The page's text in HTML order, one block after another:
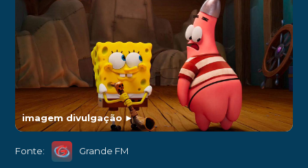
imagem divulgação►
Fonte: Grande FM